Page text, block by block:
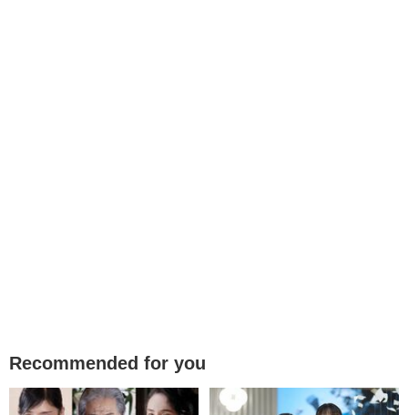
Recommended for you